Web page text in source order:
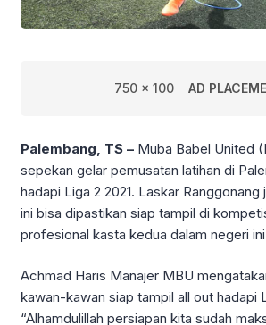
750 x 100 AD
Palembang, TS – Muba Babel United
sepekan gelar pemusatan latihan di
hadapi Liga 2 2021. Laskar Ranggonang
ini bisa dipastikan siap tampil di
profesional kasta kedua dalam negeri
Achmad Haris Manajer MBU
kawan-kawan siap tampil all out hadapi
“Alhamdulillah persiapan kita sudah